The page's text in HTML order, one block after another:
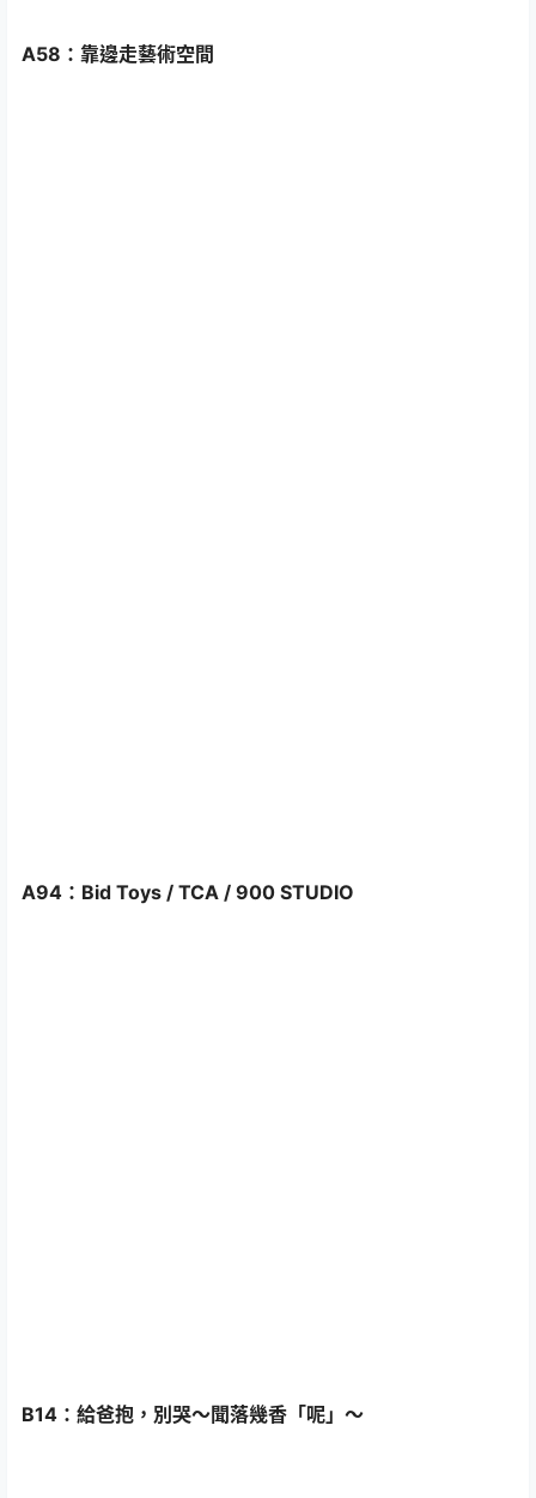
A58：靠邊走藝術空間
A94：Bid Toys / TCA / 900 STUDIO
B14：給爸抱，別哭～聞落幾香「呢」～